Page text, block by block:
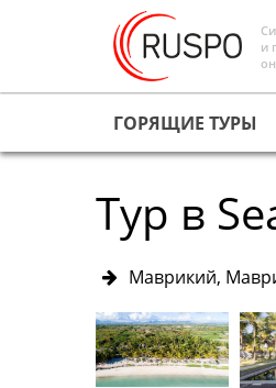
и
ГОРЯЩИЕ ТУРЫ
Тур в
Маврикий,